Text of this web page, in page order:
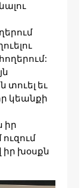
տուել եւ
կեանքի
իր
իր խօսքն